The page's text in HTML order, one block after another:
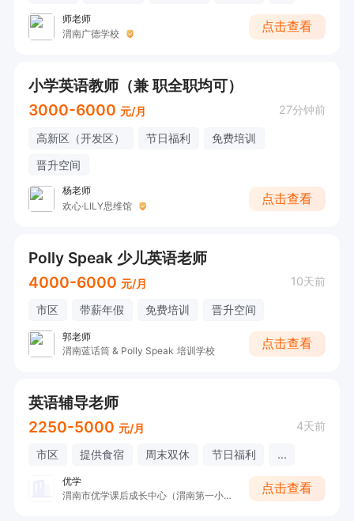
师老师
渭南广德学校
点击查看
小学英语教师（兼 职全职均可）
3000-6000 元/月 27分钟前
高新区（开发区） 节日福利
免费培训
晋升空间
杨老师
欢心·LILY思维馆
点击查看
Polly Speak 少儿英语老师
4000-6000 元/月 10天前
市区 带薪年假 免费培训 晋升空间
郭老师
渭南蓝话筒 & Polly Speak 培训学校
点击查看
英语辅导老师
2250-5000 元/月 4天前
市区 提供食宿 周末双休 节日福利 ...
优学
渭南市优学课后成长中心（渭南第一小学附近））
点击查看